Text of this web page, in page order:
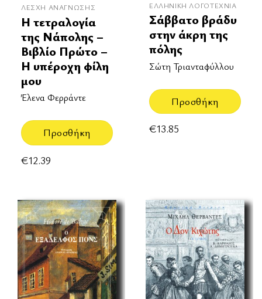
ΛΈΣΧΗ ΑΝΆΓΝΩΣΗΣ
Η τετραλογία
της Νάπολης –
Βιβλίο Πρώτο –
Η υπέροχη φίλη
μου
Έλενα Φερράντε
Προσθήκη
€12.39
ΕΛΛΗΝΙΚΉ ΛΟΓΟΤΕΧΝΊΑ
Σάββατο βράδυ
στην άκρη της
πόλης
Σώτη Τριανταφύλλου
Προσθήκη
€13.85